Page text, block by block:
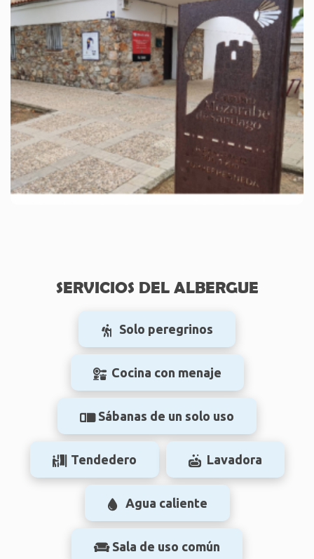
SERVICIOS DEL ALBERGUE
Solo peregrinos
Cocina con menaje
Sábanas de un solo uso
Tendedero Lavadora
Agua caliente
Sala de uso común